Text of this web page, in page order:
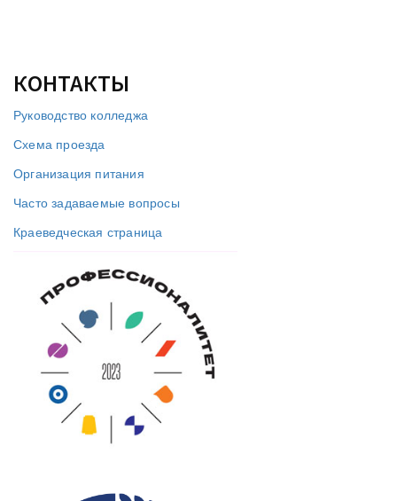
КОНТАКТЫ
Руководство колледжа
Схема проезда
Организация питания
Часто задаваемые вопросы
Краеведческая страница